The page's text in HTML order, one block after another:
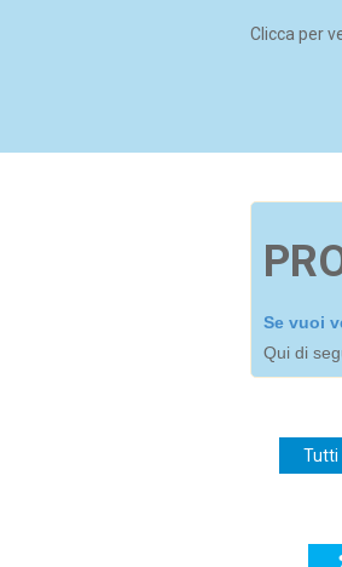
Clicca per
Se vuoi
Qui di
Tutti